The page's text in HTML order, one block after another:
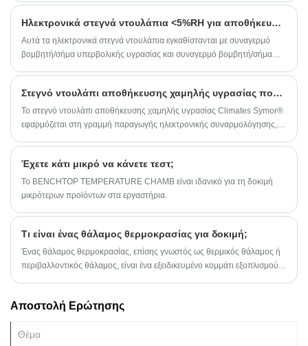
πληροί τον ακριβή έλεγχο θερμοκρασίας, το εύρος θερμοκρασίας είναι
μέγιστο έως 300, με καλή ομοιομορφία.
Ηλεκτρονικά στεγνά ντουλάπια <5%RH για αποθήκευση χαμηλής υγρασίας, εξοπλισμένα με φωτισμό πύργου τριών χρωμάτων, αποστέλλονται στις Ηνωμένες Πολιτείες.
Αυτά τα ηλεκτρονικά στεγνά ντουλάπια εγκαθίστανται με συναγερμό
βομβητή/σήμα υπερβολικής υγρασίας και συναγερμό βομβητή/σήμα
Στεγνό ντουλάπι αποθήκευσης χαμηλής υγρασίας που αποστέλλεται στη Νέα Ζηλανδία, για αποθήκευση ηλεκτρονικών εξαρτημάτων.
Το στεγνό ντουλάπι αποθήκευσης χαμηλής υγρασίας Climates Symor®
εφαρμόζεται στη γραμμή παραγωγής ηλεκτρονικής συναρμολόγησης, η
υγρασία μπορεί να επανέλθει στο καθορισμένο σημείο εντός 30 λεπτών.
(μετά το άνοιγμα της πόρτας 30 δευτερόλεπτα, μετά κλείστε)
Έχετε κάτι μικρό να κάνετε τεστ;
Το BENCHTOP TEMPERATURE CHAMB είναι ιδανικό για τη δοκιμή
μικρότερων προϊόντων στα εργαστήρια.
Τι είναι ένας θάλαμος θερμοκρασίας για δοκιμή;
Ένας θάλαμος θερμοκρασίας, επίσης γνωστός ως θερμικός θάλαμος ή
περιβαλλοντικός θάλαμος, είναι ένα εξειδικευμένο κομμάτι εξοπλισμού
βιομηχανίες όπως η ηλεκτρονική, η αυτοκινητοβιομηχανία, η
ανάπτυξης και ποιοτικού ελέγχου.
Αποστολή Ερώτησης